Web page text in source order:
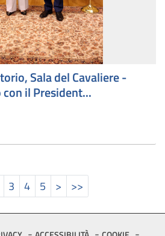
fotografico
Sala del Cavaliere -
il President...
attuale
Pagina
3 Pagina
4 Pagina
5 Pagina successiva
> Ultima pagina
>>